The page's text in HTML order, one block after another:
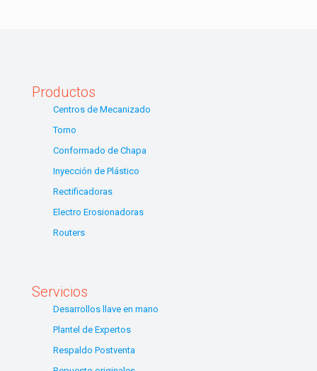
Productos
Centros de Mecanizado
Torno
Conformado de Chapa
Inyección de Plástico
Rectificadoras
Electro Erosionadoras
Routers
Servicios
Desarrollos llave en mano
Plantel de Expertos
Respaldo Postventa